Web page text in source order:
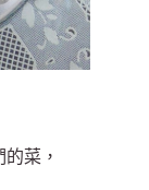
菜，